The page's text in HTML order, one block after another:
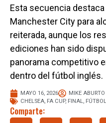
Esta secuencia destaca
Manchester City para
reiterada, aunque los
ediciones han sido
panorama competitivo
dentro del fútbol inglés.
MAYO 16, 2026
MIKE ABURTO
CHELSEA, FA CUP, FINAL,
Comparte: